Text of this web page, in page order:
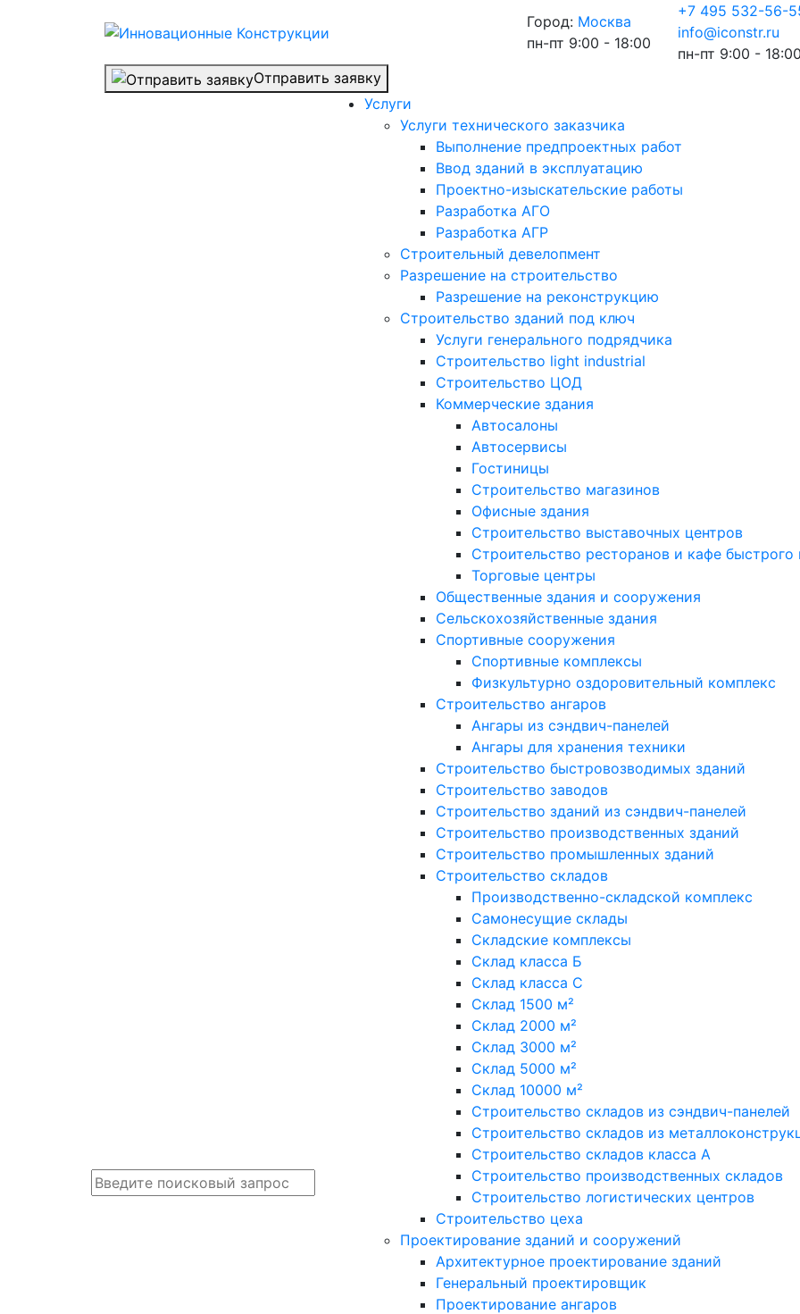
Город: Москва
пн-пт 9:00 - 18:00
+7 495 532-56-
info@iconstr.ru
пн-пт 9:00 -
Отправить заявку
Услуги
Услуги технического заказчика
Выполнение предпроектных работ
Ввод зданий в эксплуатацию
Проектно-изыскательские работы
Разработка АГО
Разработка АГР
Строительный девелопмент
Разрешение на строительство
Разрешение на реконструкцию
Строительство зданий под ключ
Услуги генерального подрядчика
Строительство light industrial
Строительство ЦОД
Коммерческие здания
Автосалоны
Автосервисы
Гостиницы
Строительство магазинов
Офисные здания
Строительство выставочных центров
Строительство ресторанов и кафе быстрого
Торговые центры
Общественные здания и сооружения
Сельскохозяйственные здания
Спортивные сооружения
Спортивные комплексы
Физкультурно оздоровительный комплекс
Строительство ангаров
Ангары из сэндвич-панелей
Ангары для хранения техники
Строительство быстровозводимых зданий
Строительство заводов
Строительство зданий из сэндвич-панелей
Строительство производственных зданий
Строительство промышленных зданий
Строительство складов
Производственно-складской комплекс
Самонесущие склады
Складские комплексы
Склад класса Б
Склад класса С
Склад 1500 м²
Склад 2000 м²
Склад 3000 м²
Склад 5000 м²
Склад 10000 м²
Строительство складов из сэндвич-панелей
Строительство складов из
Строительство складов класса А
Строительство производственных складов
Строительство логистических центров
Строительство цеха
Проектирование зданий и сооружений
Архитектурное проектирование зданий
Генеральный проектировщик
Проектирование ангаров